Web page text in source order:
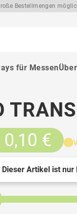
Bestellmengen
für Messen
0,10 €
Dieser Artikel ist